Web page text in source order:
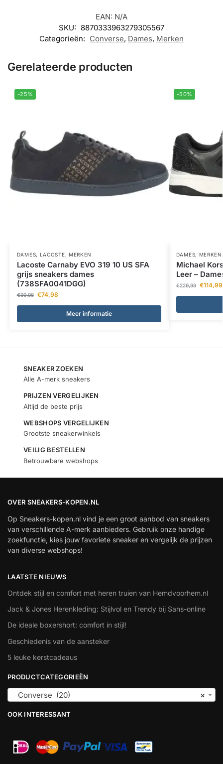
EAN: N/A
SKU: 8870333963279305567
Categorieën: Converse, Dames, Merken
Gerelateerde producten
-25%
DAMES, LACOSTE, MERKEN
Lacoste Carnaby EVO 319 10 US SFA
grijs sneakers dames
(738SFA0041DGG)
€99,98 €74,98
Meer informatie
-50%
DAMES, MERKEN
Michael
Leer –
€229,99 €114,99
SNEAKER ZOEKEN
Alle A-merk sneakers
PRIJZEN VERGELIJKEN
Altijd de beste prijs
WEBSHOPS VERGELIJKEN
Grootste sneakerwinkels
VEILIG BESTELLEN
Betrouwbare webshops
OVER SNEAKERS-KOPEN.NL
Op Sneakers-kopen.nl vind je een groot aanbod van sneakers
van verschillende A-merk aanbieders. Gebruik onze handige
zoekfunctie, kies jouw favoriete sneaker en vergelijk de prijzen
van diverse webshops!
LAATSTE NIEUWS
Ontdek stijl en comfort met heren truien van Hemdvoorhem.nl
Jack & Jones Herenkleding: Stijlvol en Trendy bij Sans-online
De ideale boxershort: comfort in stijl!
Geschiedenis van de aansteker
5 leuke kerstcadeaus
PRODUCTCATEGORIEËN
×
Converse (20)
OOK INTERESSANT